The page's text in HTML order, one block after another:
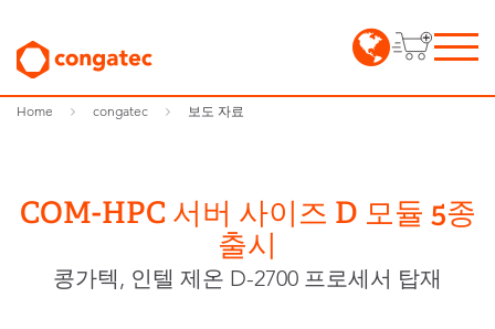
Home congatec 보도 자료
COM-HPC 서버 사이즈 D 모듈 5종
출시
콩가텍, 인텔 제온 D-2700 프로세서 탑재